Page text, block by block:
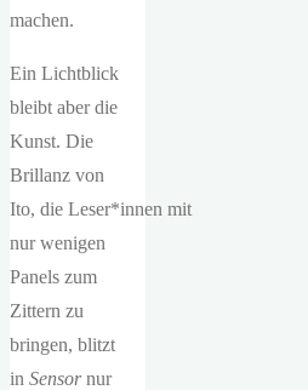
machen.
Ein Lichtblick
bleibt aber die
Kunst. Die
Brillanz von
Ito, die Leser*innen mit
nur wenigen
Panels zum
Zittern zu
bringen, blitzt
in Sensornur